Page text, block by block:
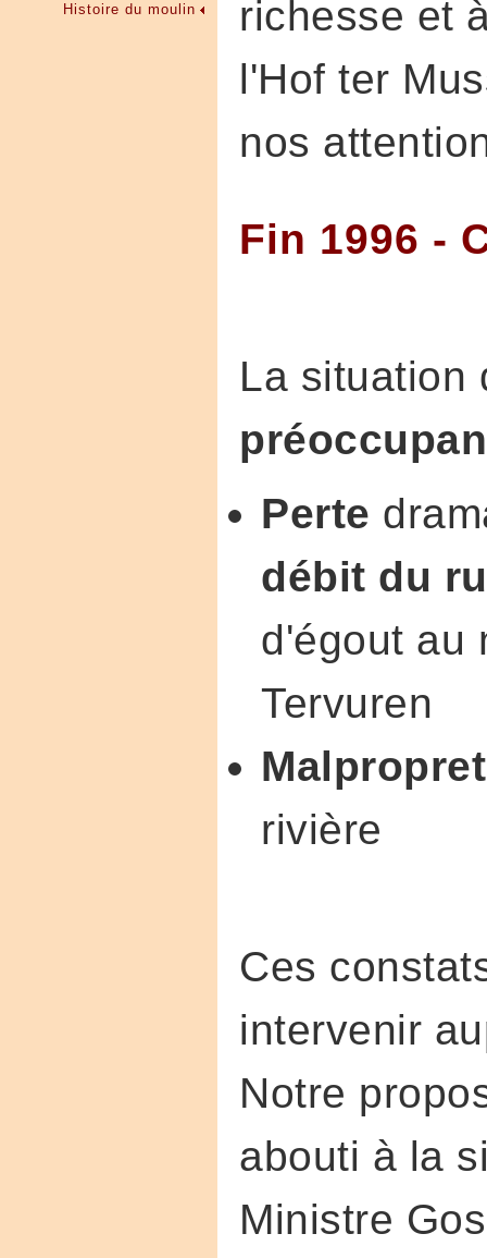
Histoire du moulin
richesse et
l'Hof ter
nos
Fin 1996 -
La situation
Perte
débit du
d'égout au
Tervuren
rivière
Ces
intervenir
Notre
abouti à la
Ministre